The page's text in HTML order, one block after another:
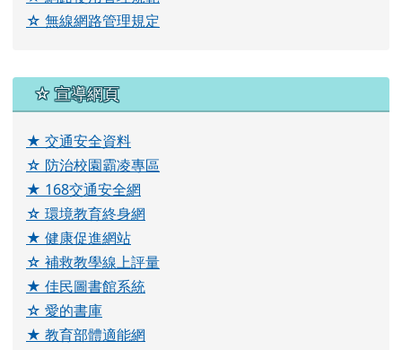
☆ 無線網路管理規定
右邊區域內容
☆ 宣導網頁
★ 交通安全資料
☆ 防治校園霸凌專區
★ 168交通安全網
☆ 環境教育終身網
★ 健康促進網站
☆ 補救教學線上評量
★ 佳民圖書館系統
☆ 愛的書庫
★ 教育部體適能網